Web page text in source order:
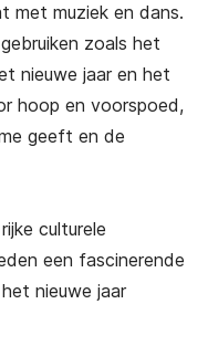
met muziek en dans.
zoals het
nieuwe jaar en het
hoop en voorspoed,
geeft en de
culturele
een fascinerende
nieuwe jaar